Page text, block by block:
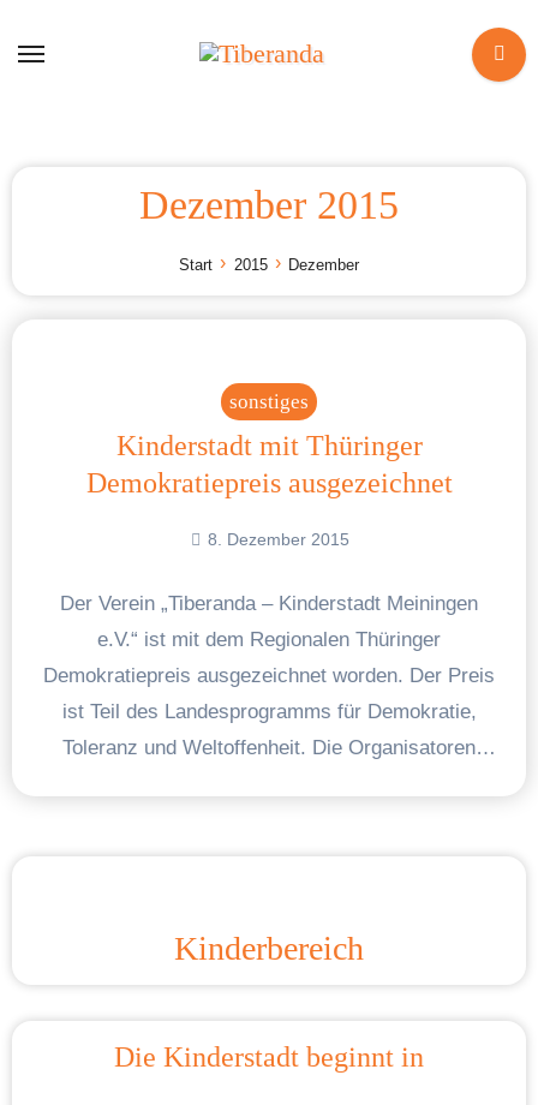
Inhalt
Dezember 2015
Start 2015 Dezember
sonstiges
Kinderstadt mit Thüringer
Demokratiepreis ausgezeichnet
8. Dezember 2015
Der Verein „Tiberanda – Kinderstadt Meiningen
e.V.“ ist mit dem Regionalen Thüringer
Demokratiepreis ausgezeichnet worden. Der Preis
ist Teil des Landesprogramms für Demokratie,
Toleranz und Weltoffenheit. Die Organisatoren
Kinderbereich
Die Kinderstadt beginnt in